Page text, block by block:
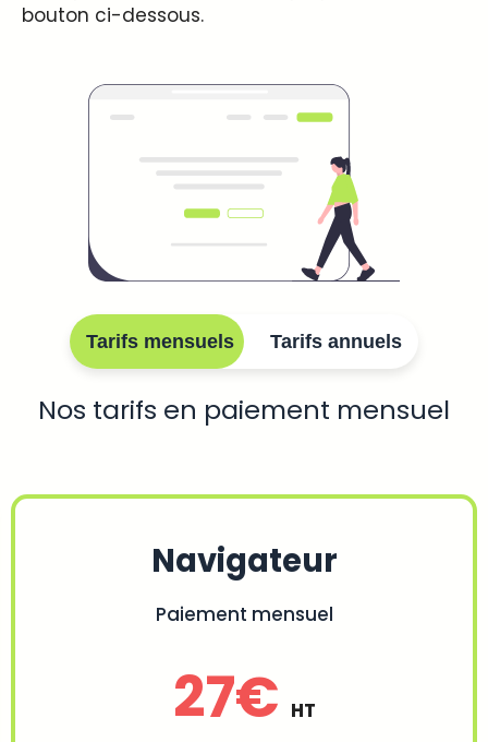
bouton ci-dessous.
Tarifs mensuels Tarifs annuels
Nos tarifs en paiement mensuel
Navigateur
Paiement mensuel
27€ HT